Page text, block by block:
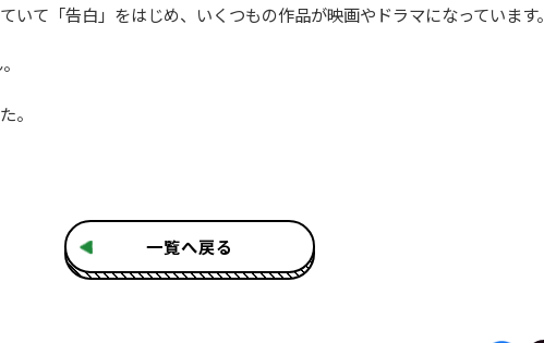
いて「告白」をはじめ、いくつもの作品が映画やドラマになっています。
。
一覧へ戻る